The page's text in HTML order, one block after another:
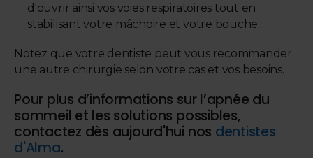
d'ouvrir ainsi vos voies respiratoires tout en
stabilisant votre mâchoire et votre bouche.
Notez que votre dentiste peut vous recommander
une autre chirurgie selon votre cas et vos besoins.
Pour plus d’informations sur l’apnée du
sommeil et les solutions possibles,
contactez dès aujourd'hui nos dentistes
d'Alma.